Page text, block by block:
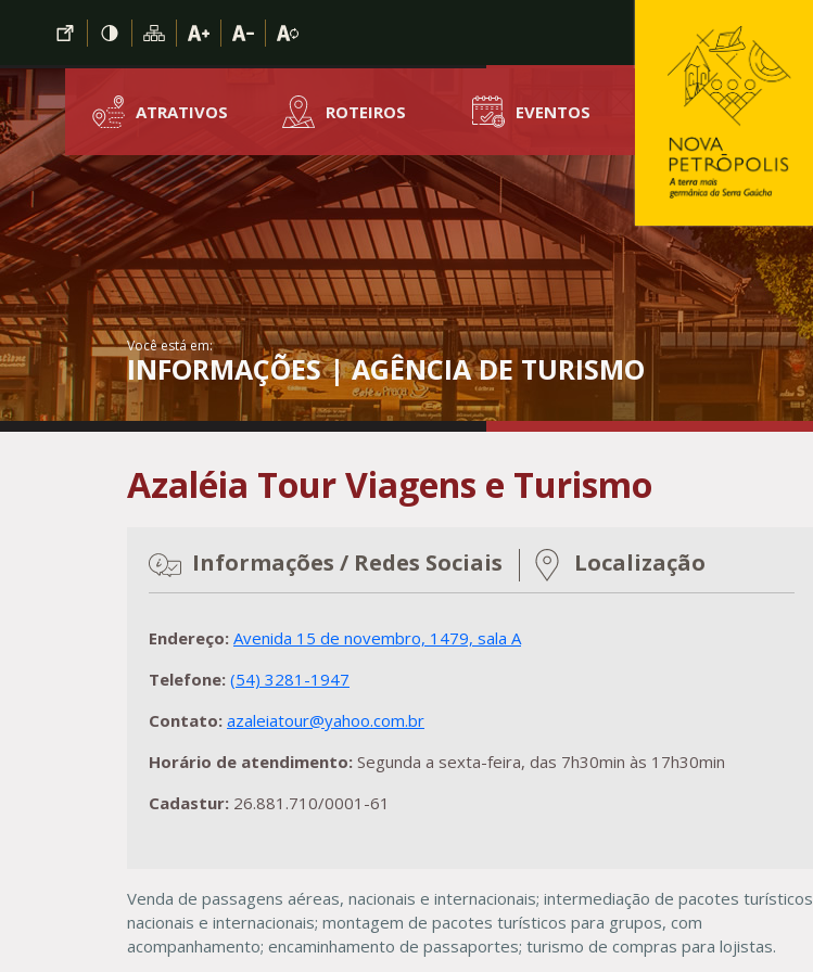
Ir para conteúdo principal
Conteúdo Menu
ATRATIVOS ROTEIROS EVENTOS
Conteúdo Principal
Você está em:
INFORMAÇÕES | AGÊNCIA DE TURISMO
Azaléia Tour Viagens e Turismo
Informações / Redes Sociais Localização
Endereço: Avenida 15 de novembro, 1479, sala A
Telefone: (54) 3281-1947
Contato: azaleiatour@yahoo.com.br
Horário de atendimento: Segunda a sexta-feira, das 7h30min às 17h30min
Cadastur: 26.881.710/0001-61
Venda de passagens aéreas, nacionais e internacionais; intermediação de pacotes turísticos
nacionais e internacionais; montagem de pacotes turísticos para grupos, com
acompanhamento; encaminhamento de passaportes; turismo de compras para lojistas.